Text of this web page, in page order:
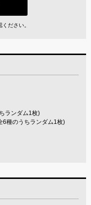
ださい。
ランダム1枚)
6種のうちランダム1枚)